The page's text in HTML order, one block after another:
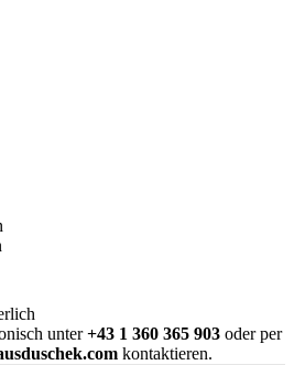
unter+43 1 360 365 903 oder per
kontaktieren.